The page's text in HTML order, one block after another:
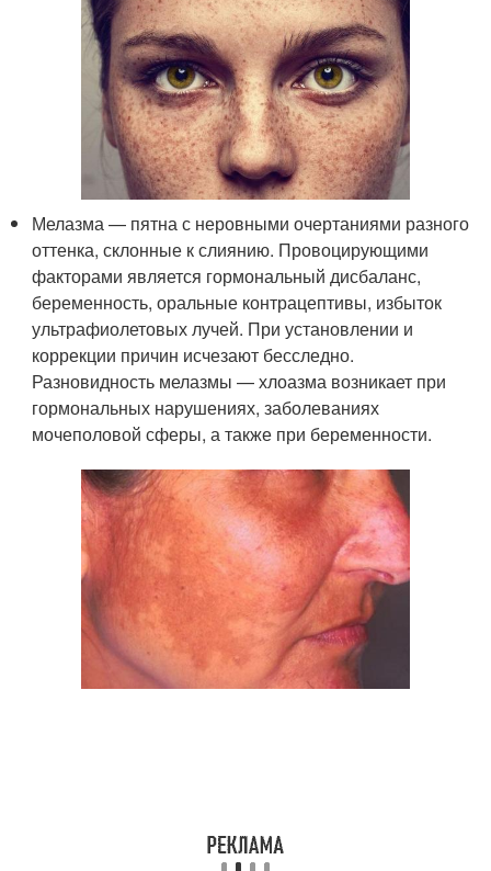
Мелазма — пятна с неровными очертаниями разного
оттенка, склонные к слиянию. Провоцирующими
факторами является гормональный дисбаланс,
беременность, оральные контрацептивы, избыток
ультрафиолетовых лучей. При установлении и
коррекции причин исчезают бесследно.
Разновидность мелазмы — хлоазма возникает при
гормональных нарушениях, заболеваниях
мочеполовой сферы, а также при беременности.